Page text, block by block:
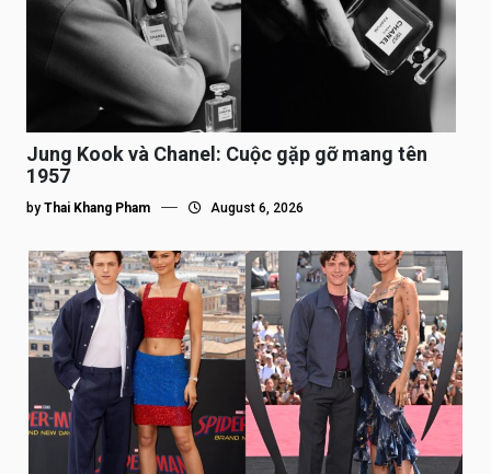
Jung Kook và Chanel: Cuộc gặp gỡ mang tên
1957
by Thai Khang Pham August 6, 2026